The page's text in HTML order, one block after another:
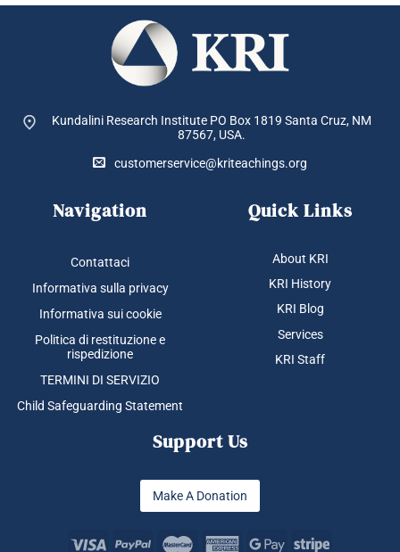
Kundalini Research Institute PO Box 1819 Santa Cruz, NM
87567, USA.
customerservice@kriteachings.org
Navigation
Contattaci
Informativa sulla privacy
Informativa sui cookie
Politica di restituzione e
rispedizione
TERMINI DI SERVIZIO
Child Safeguarding Statement
Quick Links
About KRI
KRI History
KRI Blog
Services
KRI Staff
Support Us
Make A Donation